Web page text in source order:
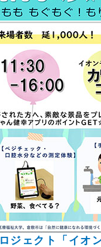
ジェクト「イオ